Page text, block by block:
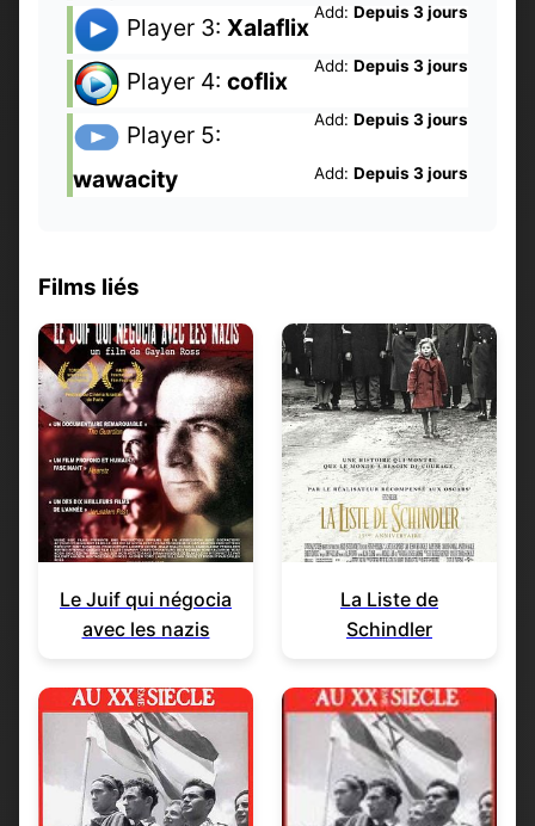
Add: Depuis 3 jours
Player 3: Xalaflix
Add: Depuis 3 jours
Player 4: coflix
Add: Depuis 3 jours
Player 5:
wawacity
Add: Depuis 3 jours
Films liés
Le Juif qui négocia
avec les nazis
La Liste de
Schindler